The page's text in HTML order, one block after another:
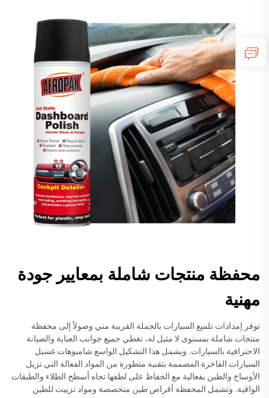
محفظة منتجات شاملة بمعايير جودة
مهنية
توفر إمدادات تلميع السيارات بالجملة القريبة مني وصولاً إلى محفظة
منتجات شاملة بمستوى لا مثيل له، تغطي جميع جوانب العناية والصيانة
الاحترافية بالسيارات. ويشمل هذا التشكيل الواسع شامبوهات غسيل
السيارات الفاخرة المصممة بتقنية متطورة من المواد الفعالة التي تزيل
الأوساخ والطين بفعالية مع الحفاظ على لطفها تجاه أسطح الطلاء والطبقات
الواقية. وتشمل المحفظة أقراص طين متخصصة ومواد تزييت للطين